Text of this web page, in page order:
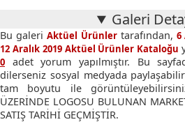
Galeri
Bu galeriAktüel Ürünlertarafından,6
12 Aralık 2019 Aktüel Ürünler Kataloğu
0 adet yorum yapılmıştır. Bu
dilerseniz sosyal medyada
tam boyutu ile
ÜZERİNDE LOGOSU BULUNAN
SATIŞ TARİHİ GEÇMİŞTİR.